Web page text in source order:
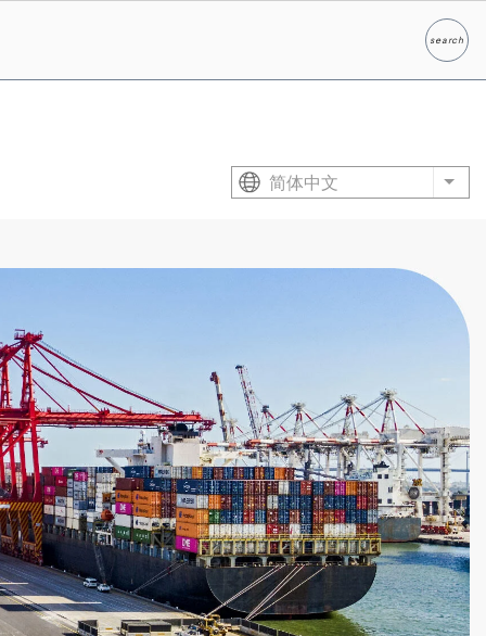
searchSearch
简体中文 List